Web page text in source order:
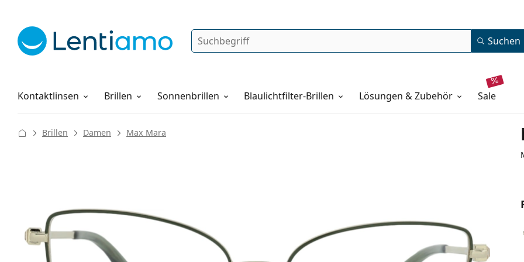
Suche Suchen
Kontaktlinsen
Pflegemittel Brillen Sonnenbrillen Blaulichtfilter-Brillen Lösungen & Zubehör sale
Alles über den Einkauf
Brillen Damen Max Mara